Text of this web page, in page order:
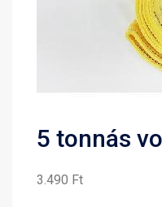
5 tonnás
3.490 Ft